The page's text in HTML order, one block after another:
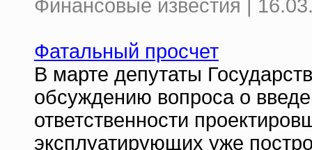
Финансовые известия |
Фатальный просчет
В марте депутаты
обсуждению вопроса о
ответственности
эксплуатирующих уже